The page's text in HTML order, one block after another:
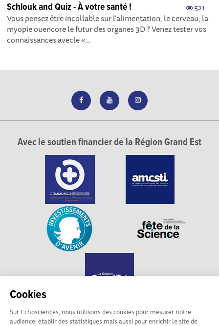
Cookies
Sur Echosciences, nous utilisons des cookies pour mesurer notre
audience, établir des statistiques mais aussi pour enrichir le site de
521
Schlouk and Quiz - À votre santé !
Vous pensez être incollable sur l’alimentation, le cerveau, la
myopie ouencore le futur des organes 3D ? Venez tester vos
connaissances avecle «...
Avec le soutien financier de la Région Grand Est